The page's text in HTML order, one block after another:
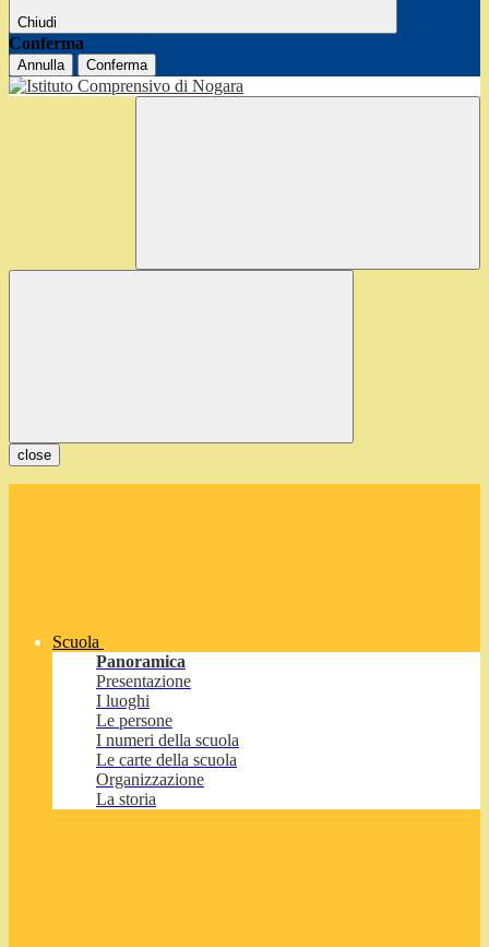
Chiudi
Conferma
Annulla Conferma
close
Scuola
Panoramica
Presentazione
I luoghi
Le persone
I numeri della scuola
Le carte della scuola
Organizzazione
La storia